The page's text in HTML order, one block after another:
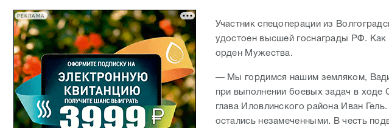
РЕКЛАМА
Участник спецоперации из
удостоен высшей госнаграды РФ.
орден Мужества.
— Мы гордимся нашим земляком,
при выполнении боевых задач в ходе
глава Иловлинского района Иван
остались незамеченными. В честь